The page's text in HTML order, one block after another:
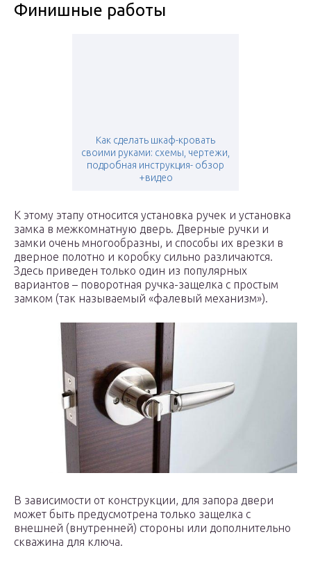
Финишные работы
Как сделать шкаф-кровать
своими руками: схемы, чертежи,
подробная инструкция- обзор
+видео
К этому этапу относится установка ручек и установка
замка в межкомнатную дверь. Дверные ручки и
замки очень многообразны, и способы их врезки в
дверное полотно и коробку сильно различаются.
Здесь приведен только один из популярных
вариантов – поворотная ручка-защелка с простым
замком (так называемый «фалевый механизм»).
В зависимости от конструкции, для запора двери
может быть предусмотрена только защелка с
внешней (внутренней) стороны или дополнительно
скважина для ключа.